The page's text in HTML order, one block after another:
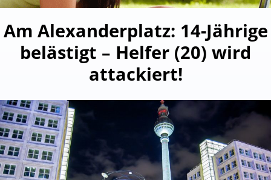
Am Alexanderplatz: 14-Jährige
belästigt – Helfer (20) wird
attackiert!